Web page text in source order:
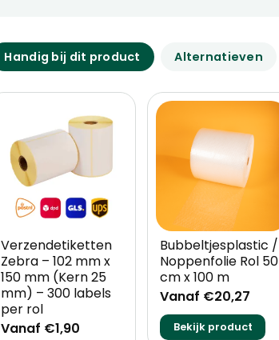
Handig bij dit product Alternatieven
Verzendetiketten
Zebra – 102 mm x
150 mm (Kern 25
mm) – 300 labels
per rol
Vanaf €1,90
Bubbeltjesplastic /
Noppenfolie Rol 50
cm x 100 m
Vanaf €20,27
Bekijk product